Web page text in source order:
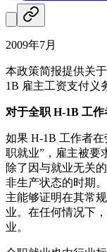
2009年7月
本政策简报提供关
1B 雇主工资支付义
对于全职 H-1B 工
如果 H-1B 工作者
职就业”，雇主被要
除了因与就业无关
非生产状态的时期
主能够证明在其常
业。在任何情况下
业。